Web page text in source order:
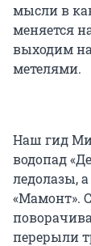
мысли в
меняется
выходим на
метелями.
Наш гид
водопад
ледолазы,
«Мамонт».
перерыли